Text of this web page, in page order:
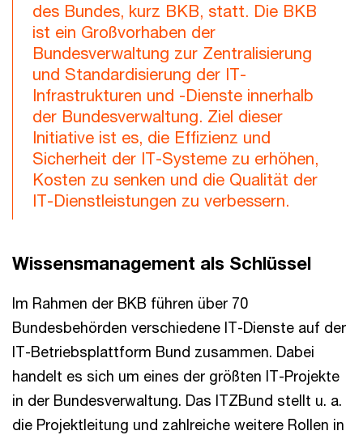
des Bundes, kurz BKB, statt. Die BKB
ist ein Großvorhaben der
Bundesverwaltung zur Zentralisierung
und Standardisierung der IT-
Infrastrukturen und -Dienste innerhalb
der Bundesverwaltung. Ziel dieser
Initiative ist es, die Effizienz und
Sicherheit der IT-Systeme zu erhöhen,
Kosten zu senken und die Qualität der
IT-Dienstleistungen zu verbessern.
Wissensmanagement als Schlüssel
Im Rahmen der BKB führen über 70
Bundesbehörden verschiedene IT-Dienste auf der
IT-Betriebsplattform Bund zusammen. Dabei
handelt es sich um eines der größten IT-Projekte
in der Bundesverwaltung. Das ITZBund stellt u. a.
die Projektleitung und zahlreiche weitere Rollen in